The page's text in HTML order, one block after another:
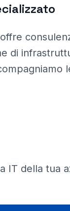
offre
di
IT della tua